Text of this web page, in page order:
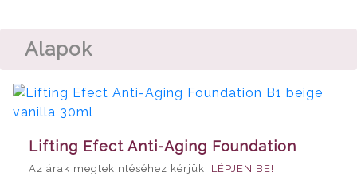
Alapok
Lifting Efect Anti-Aging Foundation
Az árak megtekintéséhez kérjük, LÉPJEN BE!